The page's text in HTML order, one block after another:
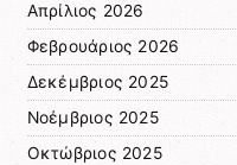
Απρίλιος 2026
Φεβρουάριος 2026
Δεκέμβριος 2025
Νοέμβριος 2025
Οκτώβριος 2025